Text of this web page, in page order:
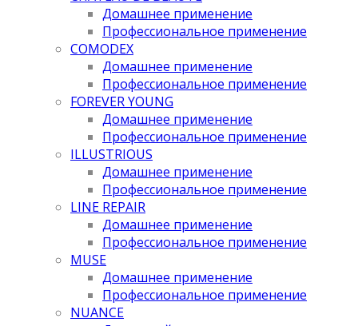
Домашнее применение
Профессиональное применение
COMODEX
Домашнее применение
Профессиональное применение
FOREVER YOUNG
Домашнее применение
Профессиональное применение
ILLUSTRIOUS
Домашнее применение
Профессиональное применение
LINE REPAIR
Домашнее применение
Профессиональное применение
MUSE
Домашнее применение
Профессиональное применение
NUANCE